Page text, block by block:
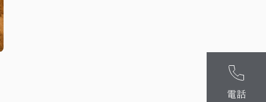
電話
麻布十番本
大阪梅田店